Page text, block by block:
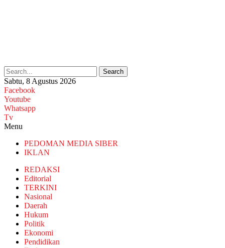
Search
Sabtu, 8 Agustus 2026
Facebook
Youtube
Whatsapp
Tv
Menu
PEDOMAN MEDIA SIBER
IKLAN
REDAKSI
Editorial
TERKINI
Nasional
Daerah
Hukum
Politik
Ekonomi
Pendidikan